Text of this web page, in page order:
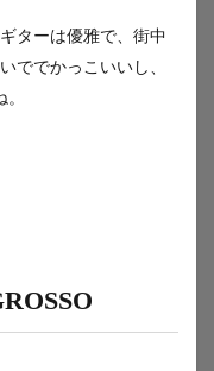
ターは優雅で、街中
ででかっこいいし、